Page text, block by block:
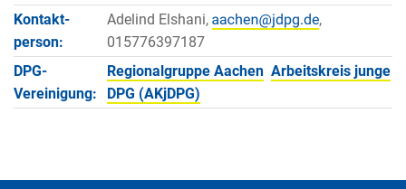
Kontakt­
person:
Adelind Elshani,
,
015776397187
DPG-
Vereinigung:
Regionalgruppe Aachen Arbeitskreis junge
DPG (AKjDPG)